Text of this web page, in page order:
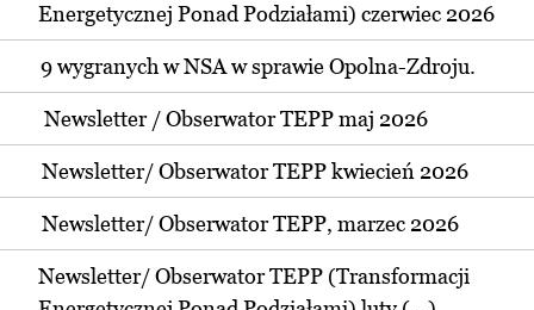
Energetycznej Ponad Podziałami) czerwiec 2026
9 wygranych w NSA w sprawie Opolna-Zdroju.
Newsletter / Obserwator TEPP maj 2026
Newsletter/ Obserwator TEPP kwiecień 2026
Newsletter/ Obserwator TEPP, marzec 2026
Newsletter/ Obserwator TEPP (Transformacji